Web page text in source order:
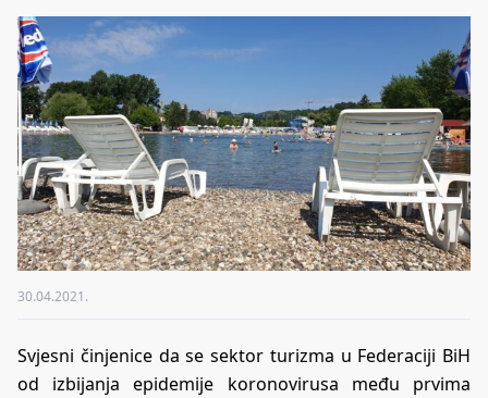
30.04.2021.
Svjesni činjenice da se sektor turizma u Federaciji BiH
od izbijanja epidemije koronovirusa među prvima